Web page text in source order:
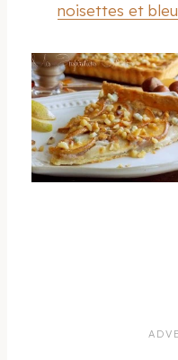
noisettes et bleu